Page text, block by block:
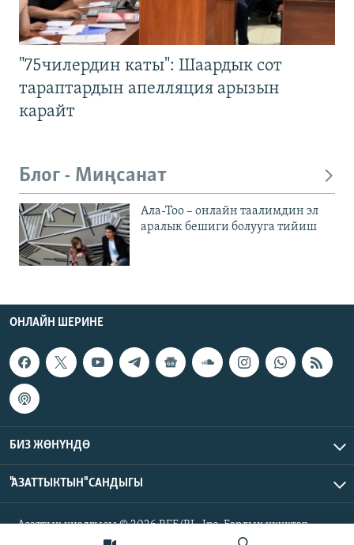
"75чилердин каты": Шаардык сот
тараптардын апелляция арызын
карайт
Блог - Миңсанат
Ала-Тоо – онлайн таалимдин эл
аралык бешиги болууга тийиш
ОНЛАЙН ШЕРИНЕ
БИЗ ЖӨНҮНДӨ
"АЗАТТЫКТЫН" САНДЫГЫ
Азаттык үналгысы © 2026 RFE/RL, Inc. Бардык укуктар